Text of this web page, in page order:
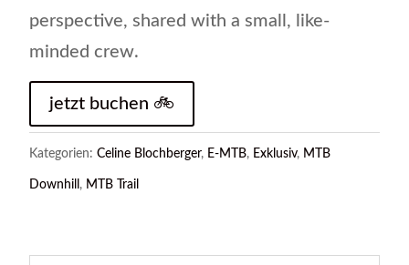
perspective, shared with a small, like-
minded crew.
jetzt buchen 🚲
Kategorien: Celine Blochberger, E-MTB, Exklusiv, MTB
Downhill , MTB Trail